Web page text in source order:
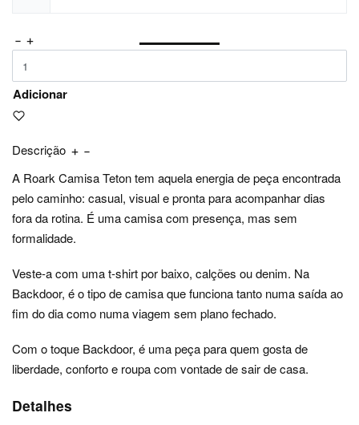
Adicionar
Descrição
A Roark Camisa Teton tem aquela energia de peça encontrada
pelo caminho: casual, visual e pronta para acompanhar dias
fora da rotina. É uma camisa com presença, mas sem
formalidade.
Veste-a com uma t-shirt por baixo, calções ou denim. Na
Backdoor, é o tipo de camisa que funciona tanto numa saída ao
fim do dia como numa viagem sem plano fechado.
Com o toque Backdoor, é uma peça para quem gosta de
liberdade, conforto e roupa com vontade de sair de casa.
Detalhes